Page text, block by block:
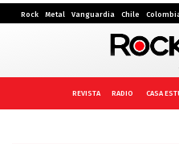
Rock Metal Vanguardia Chile
REVISTA RADIO CASA